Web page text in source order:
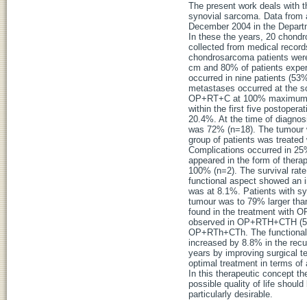
The present work deals with
synovial sarcoma. Data from
December 2004 in the
In these the years, 20
collected from medical
chondrosarcoma patients
cm and 80% of patients
occurred in nine patients
metastases occurred at the
OP+RT+C at 100%
within the first five
20.4%. At the time of
was 72% (n=18). The
group of patients was
Complications occurred in
appeared in the form of
100% (n=2). The survival
functional aspect showed an
was at 8.1%. Patients with
tumour was to 79% larger
found in the treatment with
observed in OP+RTH+CTH
OP+RTh+CTh. The
increased by 8.8% in the
years by improving surgical
optimal treatment in terms of
In this therapeutic concept
possible quality of life should
particularly desirable.